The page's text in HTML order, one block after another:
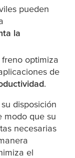
pueden
la
optimiza
de
.
disposición
modo que su
necesarias
el